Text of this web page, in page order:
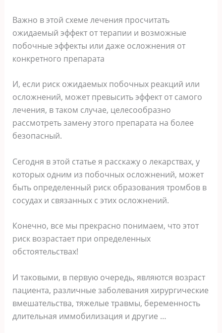
Важно в этой схеме лечения просчитать
ожидаемый эффект от терапии и возможные
побочные эффекты или даже осложнения от
конкретного препарата
И, если риск ожидаемых побочных реакций или
осложнений, может превысить эффект от самого
лечения, в таком случае, целесообразно
рассмотреть замену этого препарата на более
безопасный.
Сегодня в этой статье я расскажу о лекарствах, у
которых одним из побочных осложнений, может
быть определенный риск образования тромбов в
сосудах и связанных с этих осложнений.
Конечно, все мы прекрасно понимаем, что этот
риск возрастает при определенных
обстоятельствах!
И таковыми, в первую очередь, являются возраст
пациента, различные заболевания хирургические
вмешательства, тяжелые травмы, беременность
длительная иммобилизация и другие …